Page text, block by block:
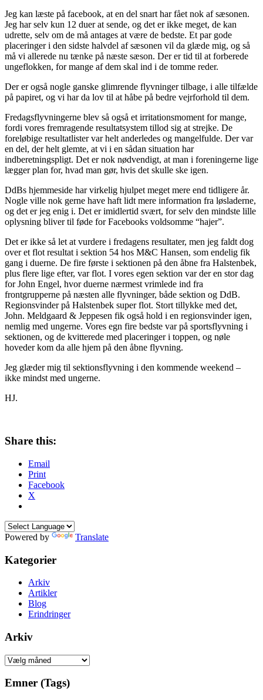
Jeg kan læste på facebook, at en del snart har fået nok af sæsonen.
Jeg har selv kun 12 duer at sende, og det er ikke meget, de kan
udrette, selv om de må antages at være de bedste. Et par gode
placeringer i den sidste halvdel af sæsonen vil da glæde mig, og så
må vi allerede nu tænke på næste sæson. Der er tid til at forberede
ungeflokken, for mange af dem skal ind i de tomme reder.
Der er også nogle ganske glimrende flyvninger tilbage, i alle tilfælde
på papiret, og vi har da lov til at håbe på bedre vejrforhold til dem.
Fredagsflyvningerne blev så også et irritationsmoment for mange,
fordi vores fremragende resultatsystem tillod sig at strejke. De
foreløbige resultatlister var helt anderledes og mangelfulde. Der var
en del, der helt glemte, at vi i en sådan situation har
indberetningspligt. Det er nok nødvendigt, at man i foreningerne lige
lægger plan for, hvad man gør, hvis det skulle ske igen.
DdBs hjemmeside har virkelig hjulpet meget mere end tidligere år.
Nogle ville nok gerne have haft lidt mere information fra løsladerne,
og det er jeg enig i. Det er imidlertid svært, for selv den mindste lille
oplysning bliver til føde for Facebooks voldsomme “hajer”.
Det er ikke så let at vurdere i fredagens resultater, men jeg faldt dog
over et flot resultat i sektion 54 hos M&C Hansen, som endelig fik
gang i duerne. De fire første i sektionen på den åbne fra Halstenbek,
plus flere lige efter, var flot. I vores egen sektion var der en stor dag
for John Engel, hvor duerne nærmest vrimlede ind fra
frontgrupperne på næsten alle flyvninger, både sektion og DdB.
Regionsvinder på Halstenbek super flot. Stort tillykke med det,
John. Meldgaard & Jeppesen fik også hold i en regionsvinder igen,
nemlig med ungerne. Vores egn fire bedste var på sportsflyvning i
sektionen, og de kvitterede med placeringer i toppen, og nøle
hoveder kom da alle hjem på den åbne flyvning.
Jeg glæder mig til sektionsflyvning i den kommende weekend –
ikke mindst med ungerne.
HJ.
Share this:
Email
Print
Facebook
X
Powered by Translate
Kategorier
Arkiv
Artikler
Blog
Erindringer
Arkiv
Arkiv
Emner (Tags)